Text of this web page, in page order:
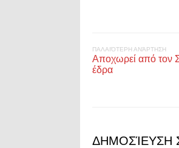
ΠΑΛΑΙΌΤΕΡΗ ΑΝΆΡΤΗΣΗ
Αποχωρεί από τον
έδρα
ΔΗΜΟΣΊΕΥΣΗ